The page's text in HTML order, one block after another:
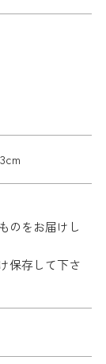
のをお届けし
保存して下さ